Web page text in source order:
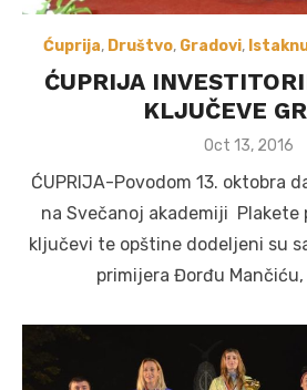
Ćuprija, Društvo, Gradovi,
ĆUPRIJA
KLJUČEVE
Posted
Oct 13, 2016
ĆUPRIJA-Povodom 13. oktobra
na Svečanoj akademiji Plakete
ključevi te opštine dodeljeni su
primijera Đorđu Mančiću,